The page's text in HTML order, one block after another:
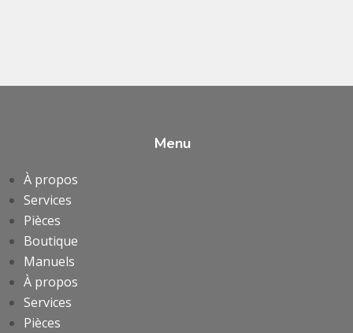
Menu
À propos
Services
Pièces
Boutique
Manuels
À propos
Services
Pièces